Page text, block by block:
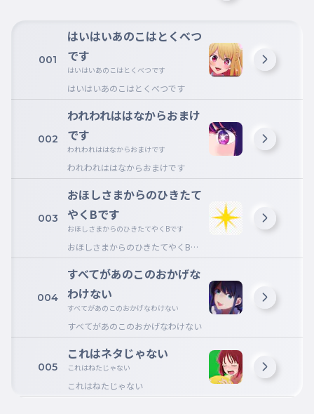
001
はいはいあのこはとくべつ
です
はいはいあのこはとくべつです
はいはいあのこはとくべつです
002
われわれははなからおまけ
です
われわれははなからおまけです
われわれははなからおまけです
003
おほしさまからのひきたて
やくBです
おほしさまからのひきたてやくBです
おほしさまからのひきたてやくBで
す
004
すべてがあのこのおかげな
わけない
すべてがあのこのおかげなわけない
すべてがあのこのおかげなわけない
005
これはネタじゃない
これはねたじゃない
これはねたじゃない